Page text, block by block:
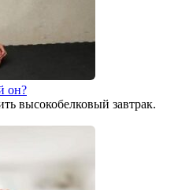
он?
высокобелковый завтрак.